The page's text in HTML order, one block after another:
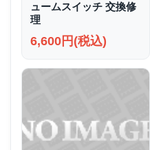
ュームスイッチ 交換修
理
6,600円(税込)